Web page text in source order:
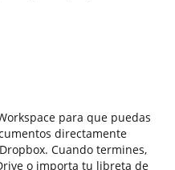
para que puedas
directamente
Cuando termines,
o importa tu libreta de